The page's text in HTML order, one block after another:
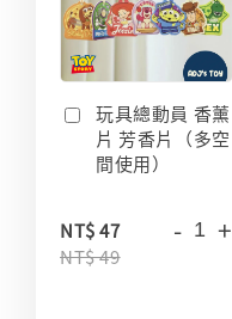
玩具總動員 香薰
片 芳香片（多空
間使用）
NT$ 47
NT$ 49
- +